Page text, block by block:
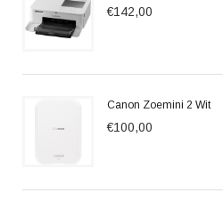
€142,00
Canon Zoemini 2 Wit
€100,00